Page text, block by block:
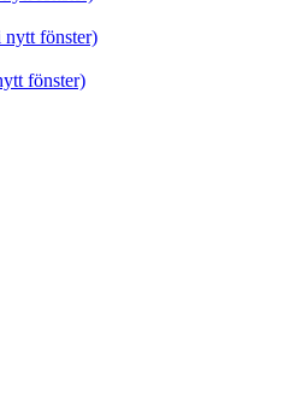
nytt fönster)
fönster)